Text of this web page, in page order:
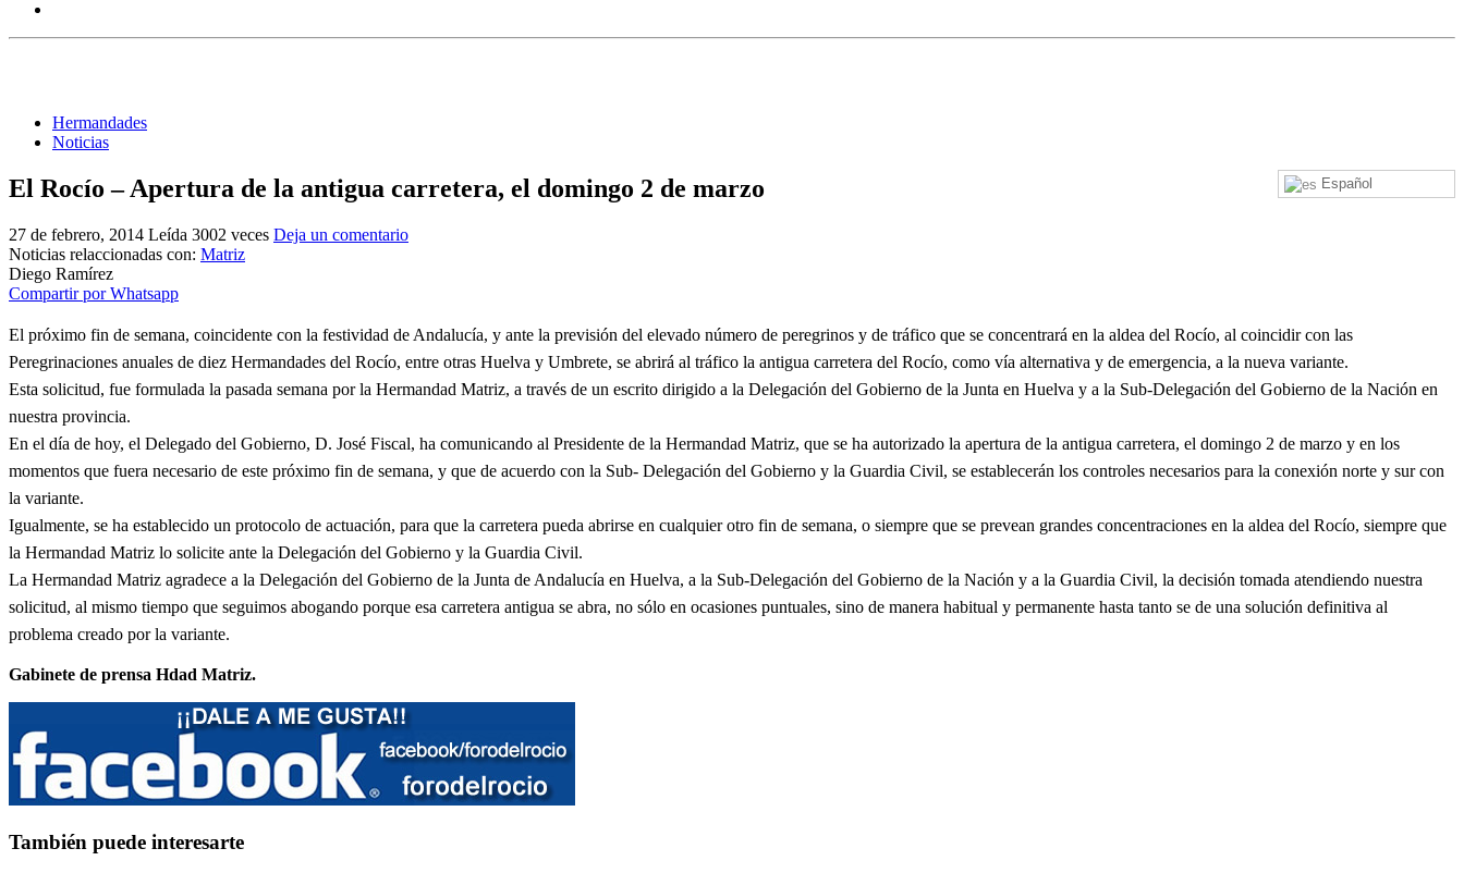
Hermandades
Noticias
Español
El Rocío – Apertura de la antigua carretera, el domingo 2 de marzo
27 de febrero, 2014 Leída 3002 veces Deja un comentario
Noticias relaccionadas con: Matriz
Diego Ramírez
Compartir por Whatsapp
El próximo fin de semana, coincidente con la festividad de Andalucía, y ante la previsión del elevado número de peregrinos y de tráfico que se concentrará en la aldea del Rocío, al coincidir con las
Peregrinaciones anuales de diez Hermandades del Rocío, entre otras Huelva y Umbrete, se abrirá al tráfico la antigua carretera del Rocío, como vía alternativa y de emergencia, a la nueva variante.
Esta solicitud, fue formulada la pasada semana por la Hermandad Matriz, a través de un escrito dirigido a la Delegación del Gobierno de la Junta en Huelva y a la Sub-Delegación del Gobierno de la Nación en
nuestra provincia.
En el día de hoy, el Delegado del Gobierno, D. José Fiscal, ha comunicando al Presidente de la Hermandad Matriz, que se ha autorizado la apertura de la antigua carretera, el domingo 2 de marzo y en los
momentos que fuera necesario de este próximo fin de semana, y que de acuerdo con la Sub- Delegación del Gobierno y la Guardia Civil, se establecerán los controles necesarios para la conexión norte y sur con
la variante.
Igualmente, se ha establecido un protocolo de actuación, para que la carretera pueda abrirse en cualquier otro fin de semana, o siempre que se prevean grandes concentraciones en la aldea del Rocío, siempre que
la Hermandad Matriz lo solicite ante la Delegación del Gobierno y la Guardia Civil.
La Hermandad Matriz agradece a la Delegación del Gobierno de la Junta de Andalucía en Huelva, a la Sub-Delegación del Gobierno de la Nación y a la Guardia Civil, la decisión tomada atendiendo nuestra
solicitud, al mismo tiempo que seguimos abogando porque esa carretera antigua se abra, no sólo en ocasiones puntuales, sino de manera habitual y permanente hasta tanto se de una solución definitiva al
problema creado por la variante.
Gabinete de prensa Hdad Matriz.
También puede interesarte